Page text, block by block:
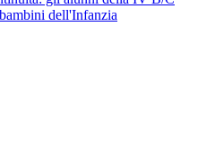
dell'Infanzia